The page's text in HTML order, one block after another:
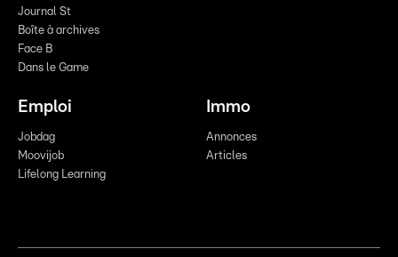
Journal St
Boîte à archives
Face B
Dans le Game
Emploi
Jobdag
Moovijob
Lifelong Learning
Immo
Annonces
Articles